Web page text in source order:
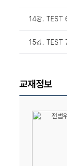
14강. TEST
15강. TEST
교재정보